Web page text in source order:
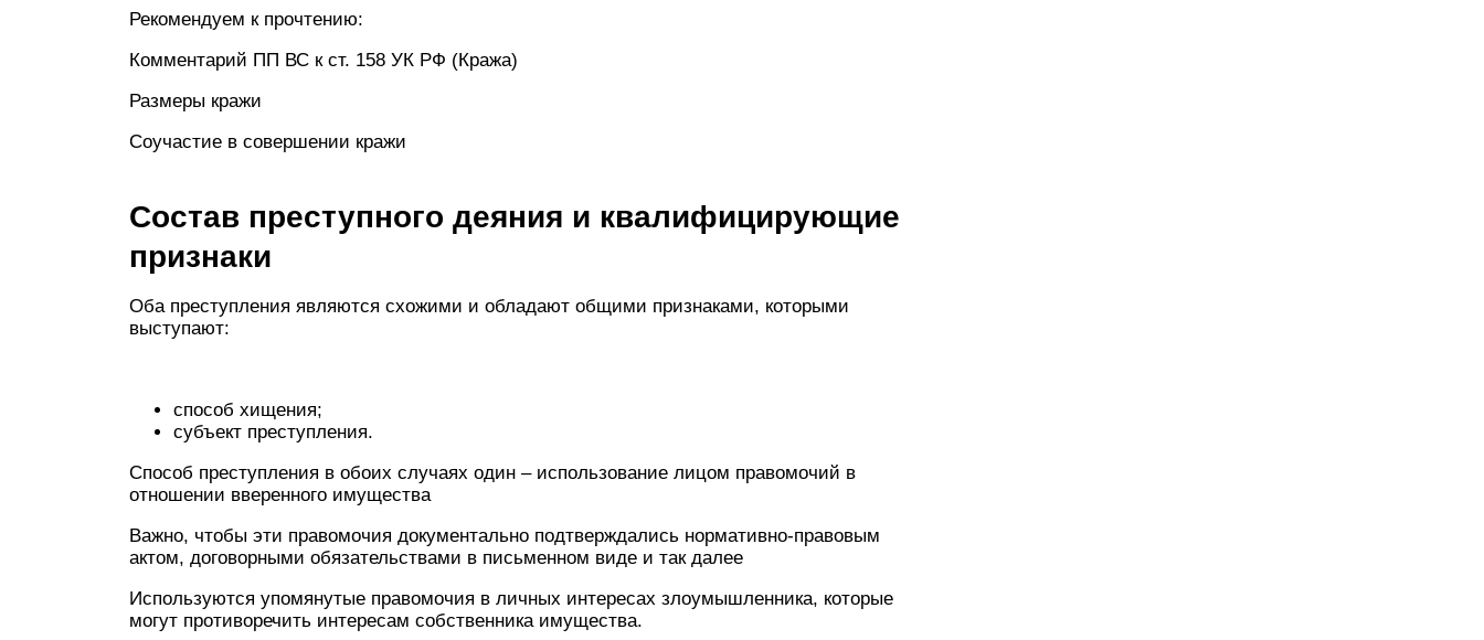
Рекомендуем к прочтению:
Комментарий ПП ВС к ст. 158 УК РФ (Кража)
Размеры кражи
Соучастие в совершении кражи
Состав преступного деяния и квалифицирующие
признаки
Оба преступления являются схожими и обладают общими признаками, которыми
выступают:
способ хищения;
субъект преступления.
Способ преступления в обоих случаях один – использование лицом правомочий в
отношении вверенного имущества
Важно, чтобы эти правомочия документально подтверждались нормативно-правовым
актом, договорными обязательствами в письменном виде и так далее
Используются упомянутые правомочия в личных интересах злоумышленника, которые
могут противоречить интересам собственника имущества.